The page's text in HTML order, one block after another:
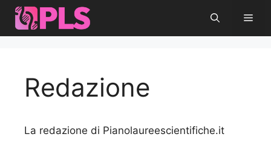
contenuto
Redazione
La redazione di Pianolaureescientifiche.it